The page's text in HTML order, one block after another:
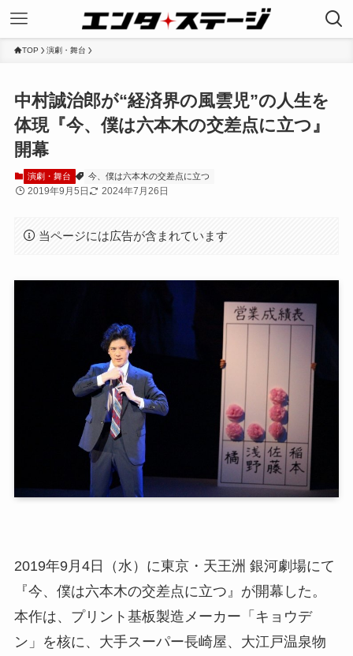
TOP 演劇・舞台
中村誠治郎が“経済界の風雲児”の人生を
体現『今、僕は六本木の交差点に立つ』
開幕
演劇・舞台 今、僕は六本木の交差点に立つ
2019年9月5日 2024年7月26日
当ページには広告が含まれています
2019年9月4日（水）に東京・天王洲 銀河劇場にて
『今、僕は六本木の交差点に立つ』が開幕した。
本作は、プリント基板製造メーカー「キョウデ
ン」を核に、大手スーパー長崎屋、大江戸温泉物